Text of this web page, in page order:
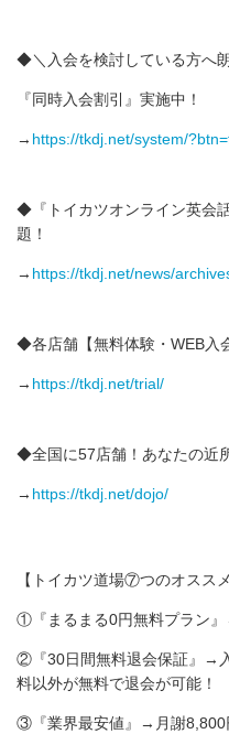
◆＼入会を検討している方へ
『同時入会割引』実施中！
→ https://tkdj.net/system/
◆『トイカツオンライン英会
題！
→ https://tkdj.net/news/
◆各店舗【無料体験・WEB入
→ https://tkdj.net/trial/
◆全国に57店舗！あなたの近
→ https://tkdj.net/dojo/
【トイカツ道場⑦つのオススメ
①『まるまる0円無料プラン
②『30日間無料退会保証』→
料以外が無料で退会が可能！
③『業界最安値』→月謝8,800